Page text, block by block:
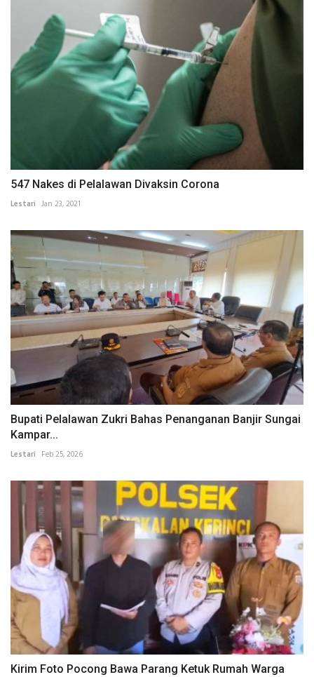
547 Nakes di Pelalawan Divaksin Corona
Lestari Jan 23, 2021
Bupati Pelalawan Zukri Bahas Penanganan Banjir Sungai
Kampar...
Lestari Feb 25, 2026
Kirim Foto Pocong Bawa Parang Ketuk Rumah Warga